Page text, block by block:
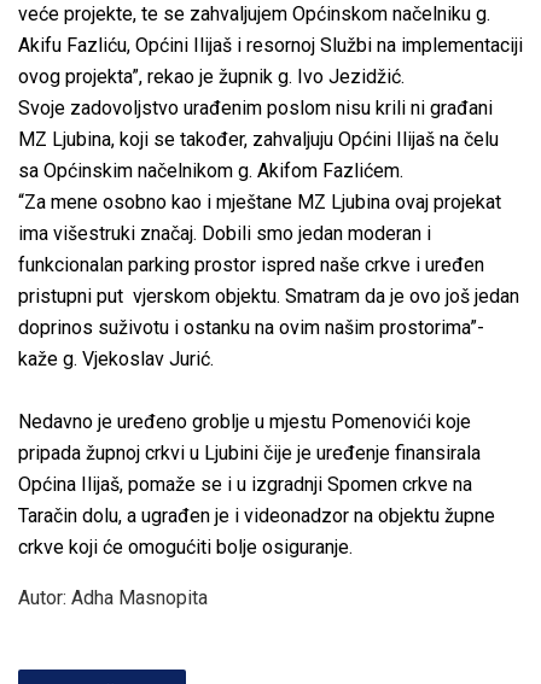
veće projekte, te se zahvaljujem Općinskom načelniku g.
Akifu Fazliću, Općini Ilijaš i resornoj Službi na implementaciji
ovog projekta”, rekao je župnik g. Ivo Jezidžić.
Svoje zadovoljstvo urađenim poslom nisu krili ni građani
MZ Ljubina, koji se također, zahvaljuju Općini Ilijaš na čelu
sa Općinskim načelnikom g. Akifom Fazlićem.
“Za mene osobno kao i mještane MZ Ljubina ovaj projekat
ima višestruki značaj. Dobili smo jedan moderan i
funkcionalan parking prostor ispred naše crkve i uređen
pristupni put vjerskom objektu. Smatram da je ovo još jedan
doprinos suživotu i ostanku na ovim našim prostorima”-
kaže g. Vjekoslav Jurić.
Nedavno je uređeno groblje u mjestu Pomenovići koje
pripada župnoj crkvi u Ljubini čije je uređenje finansirala
Općina Ilijaš, pomaže se i u izgradnji Spomen crkve na
Taračin dolu, a ugrađen je i videonadzor na objektu župne
crkve koji će omogućiti bolje osiguranje.
Autor: Adha Masnopita